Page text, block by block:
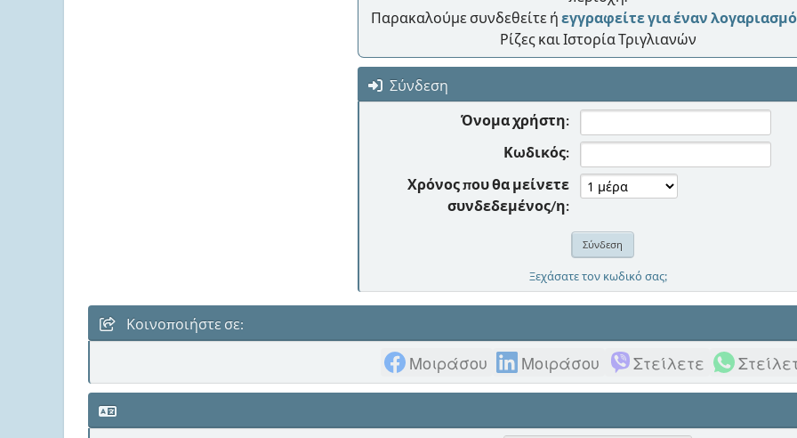
Παρακαλούμε συνδεθείτε ή εγγραφείτε για έναν λογαριασμό
Ρίζες και Ιστορία Τριγλιανών
Σύνδεση
Όνομα χρήστη:
Κωδικός:
Χρόνος που θα μείνετε
συνδεδεμένος/η:
Ξεχάσατε τον κωδικό σας;
Κοινοποιήστε σε:
Μοιράσου Μοιράσου Στείλετε